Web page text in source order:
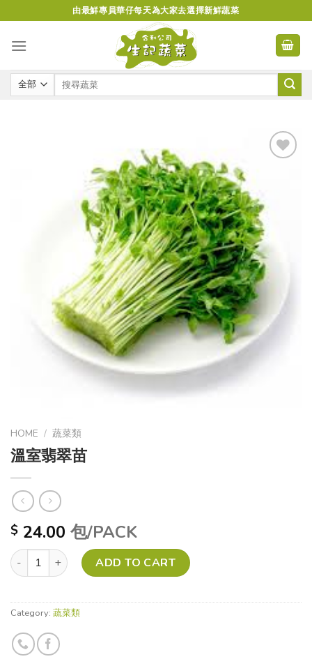
to
content
由最鮮專員華仔每天為大家去選擇新鮮蔬菜
HOME / 蔬菜類
溫室翡翠苗
$ 24.00 包/PACK
溫室翡翠苗 quantityADD TO CART
Category: 蔬菜類